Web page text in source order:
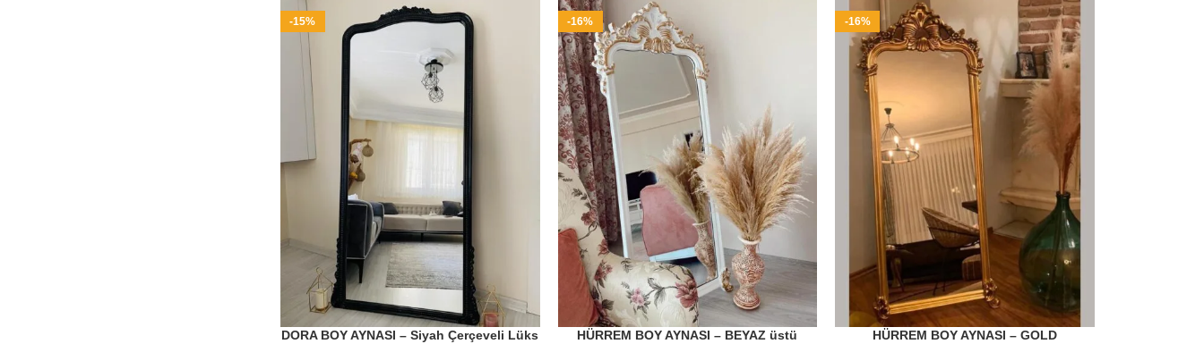
-15%
DORA BOY AYNASI – Siyah Çerçeveli Lüks
-16%
HÜRREM BOY AYNASI – BEYAZ üstü
-16%
HÜRREM BOY AYNASI – GOLD